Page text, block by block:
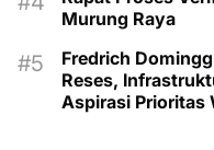
Murung Raya
Fredrich
Reses,
Aspirasi Prioritas